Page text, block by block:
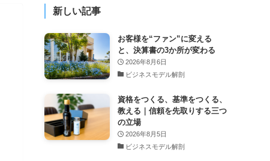
新しい記事
お客様を“ファン”に変える
と、決算書の3か所が変わる
2026年8月6日
ビジネスモデル解剖
資格をつくる、基準をつくる、
教える｜信頼を先取りする三つ
の立場
2026年8月5日
ビジネスモデル解剖